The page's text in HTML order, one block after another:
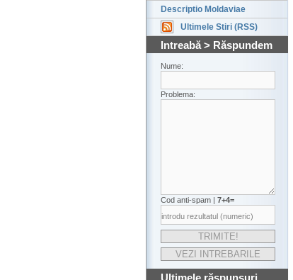
Descriptio Moldaviae
Ultimele Stiri (RSS)
Intreabă > Răspundem
Nume:
Problema:
Cod anti-spam | 7+4=